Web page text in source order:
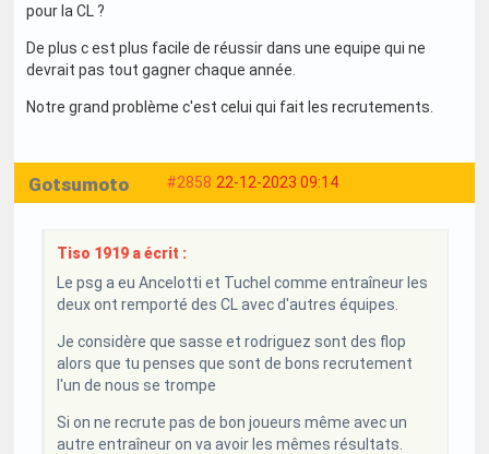
pour la CL ?
De plus c est plus facile de réussir dans une equipe qui ne
devrait pas tout gagner chaque année.
Notre grand problème c'est celui qui fait les recrutements.
#2858 22-12-2023 09:14
Gotsumoto
Tiso 1919 a écrit :
Le psg a eu Ancelotti et Tuchel comme entraîneur les
deux ont remporté des CL avec d'autres équipes.
Je considère que sasse et rodriguez sont des flop
alors que tu penses que sont de bons recrutement
l'un de nous se trompe
Si on ne recrute pas de bon joueurs même avec un
autre entraîneur on va avoir les mêmes résultats.